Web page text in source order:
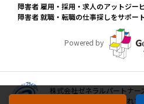
障害者 雇用・採用・求人のアットジー
障害者 就職・転職の仕事探しをサポー
Powered by
株式会社ゼネラルパートナ
許諾事業者として認定されて